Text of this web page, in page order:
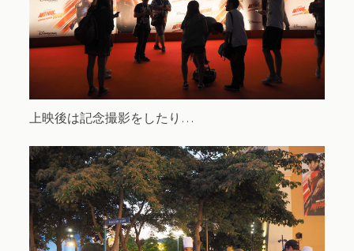
上映後は記念撮影をしたり…